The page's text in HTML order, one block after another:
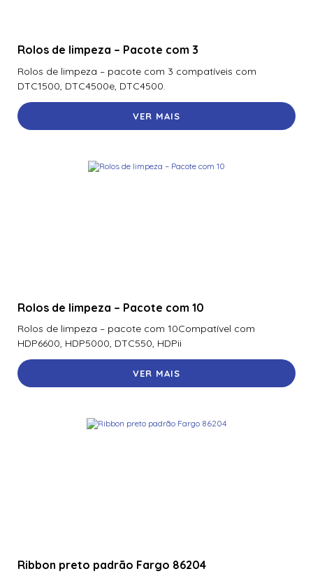
Rolos de limpeza – Pacote com 3
Rolos de limpeza – pacote com 3 compatíveis com
DTC1500, DTC4500e, DTC4500.
VER MAIS
Rolos de limpeza – Pacote com 10
Rolos de limpeza – pacote com 10Compatível com
HDP6600, HDP5000, DTC550, HDPii
VER MAIS
Ribbon preto padrão Fargo 86204